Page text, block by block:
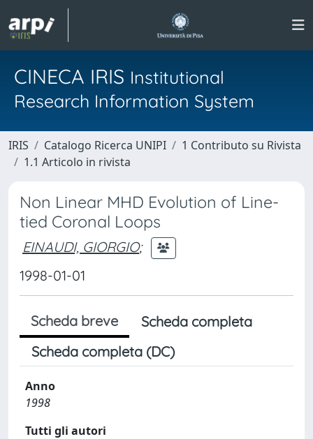
CINECA IRIS Institutional
Research Information System
IRIS Catalogo Ricerca UNIPI
1 Contributo su Rivista
1.1 Articolo in rivista
Non Linear MHD Evolution of Line-
tied Coronal Loops
EINAUDI, GIORGIO;
1998-01-01
Scheda breve
Scheda completa
Scheda completa (DC)
Anno
1998
Tutti gli autori